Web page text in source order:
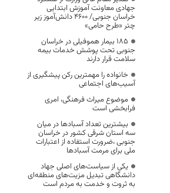
جهادی معاونت آموزش ابتدایی
خراسان جنوبی/ ۴۶۰۰ دانش‌آموز زیر
چتر «طرح حامی»
۱۸۵ بیمار هموفیلی در خراسان
جنوبی تحت پوشش خدمات بیمه
سلامت قرار دارند
خانواده را مهمترین رکن پیشگیری از
آسیب‌های اجتماعی
موضوع میراث فرهنگی، امری
فرابخشی است
بیشترین تعداد آسبادها در میان
سه استان شرقی کشور در خراسان
جنوبی ،ضرورت استفاده از اعتبارات
ملی برای مرمت آسبادها
یکی از سیاست‌های اصلی جهاد
دانشگاهی تبدیل مزیت‌های منطقه‌ای
به ثروت و خدمت به مردم است